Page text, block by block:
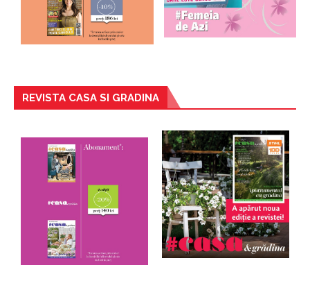
REVISTA CASA SI GRADINA